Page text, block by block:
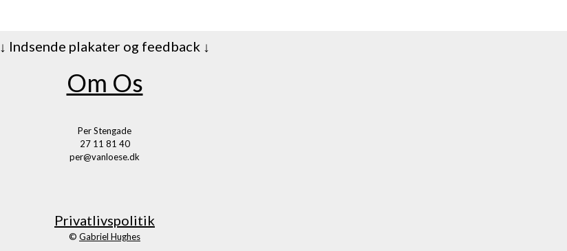
↓ Indsende plakater og feedback ↓
Om Os
Per Stengade
27 11 81 40
per@vanloese.dk
Privatlivspolitik
© Gabriel Hughes